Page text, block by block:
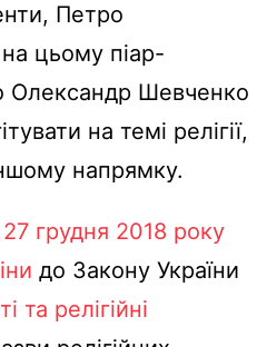
Петро
цьому піар-
Олександр Шевченко
на темі релігії,
напрямку.
27 грудня 2018 року
до Закону України
та релігійні